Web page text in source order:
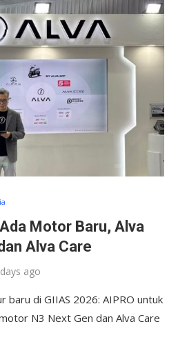
Motor Baru, Alva
Alva Care
ago
baru di GIIAS 2026: AIPRO untuk
N3 Next Gen dan Alva Care